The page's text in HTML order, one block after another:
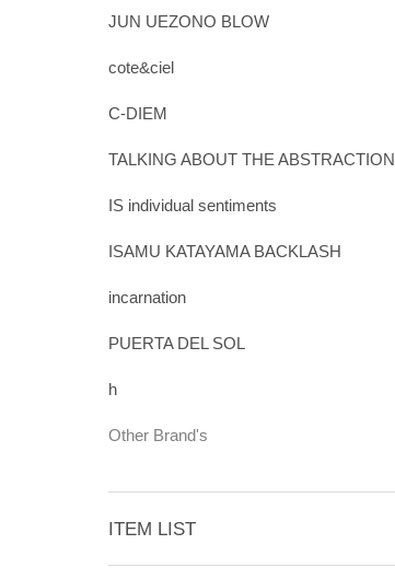
JUN UEZONO BLOW
cote&ciel
C-DIEM
TALKING ABOUT THE ABSTRACTION
IS individual sentiments
ISAMU KATAYAMA BACKLASH
incarnation
PUERTA DEL SOL
h
Other Brand's
ITEM LIST